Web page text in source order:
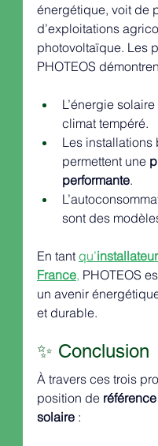
énergétique, voit de
d’exploitations
photovoltaïque. Les
PHOTEOS
L’énergie solaire
climat tempéré.
Les
permettent une
performante.
sont des
En tant qu’
France, PHOTEOS
un avenir
et durable.
✨ Conclusion
À travers ces trois
position de
solaire :